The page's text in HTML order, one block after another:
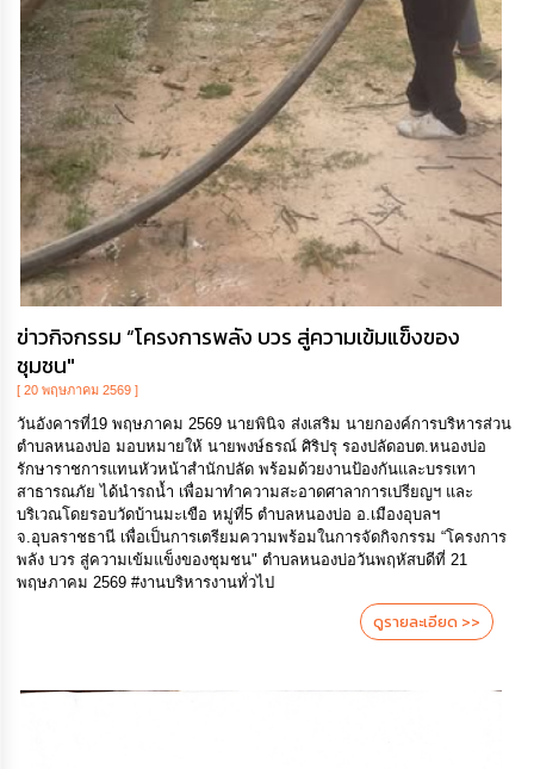
ข่าวกิจกรรม “โครงการพลัง บวร สู่ความเข้มแข็งของ
ชุมชน"
[ 20 พฤษภาคม 2569 ]
วันอังคารที่19 พฤษภาคม 2569 นายพินิจ ส่งเสริม นายกองค์การบริหารส่วน
ตำบลหนองบ่อ มอบหมายให้ นายพงษ์ธรณ์ ศิริปรุ รองปลัดอบต.หนองบ่อ
รักษาราชการแทนหัวหน้าสำนักปลัด พร้อมด้วยงานป้องกันและบรรเทา
สาธารณภัย ได้นำรถน้ำ เพื่อมาทำความสะอาดศาลาการเปรียญฯ และ
บริเวณโดยรอบวัดบ้านมะเขือ หมู่ที่5 ตำบลหนองบ่อ อ.เมืองอุบลฯ
จ.อุบลราชธานี เพื่อเป็นการเตรียมความพร้อมในการจัดกิจกรรม “โครงการ
พลัง บวร สู่ความเข้มแข็งของชุมชน" ตำบลหนองบ่อวันพฤหัสบดีที่ 21
พฤษภาคม 2569 #งานบริหารงานทั่วไป
ดูรายละเอียด >>